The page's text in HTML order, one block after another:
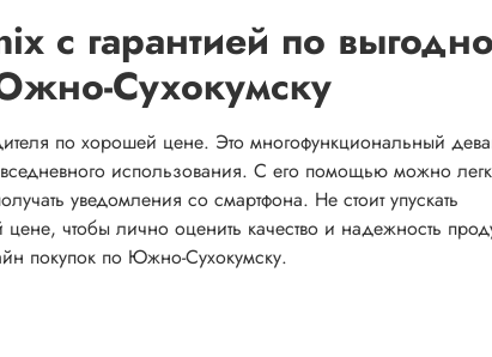
с гарантией по
Сухокумску
по хорошей цене. Это многофункциональный
использования. С его помощью можно
уведомления со смартфона. Не стоит упускать
чтобы лично оценить качество и надежность
покупок по Южно-Сухокумску.